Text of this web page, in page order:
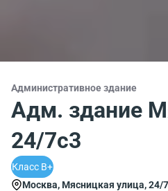
Административное здание
Адм. здание
24/7с3
Класс B+
Москва, Мясницкая улица, 24/